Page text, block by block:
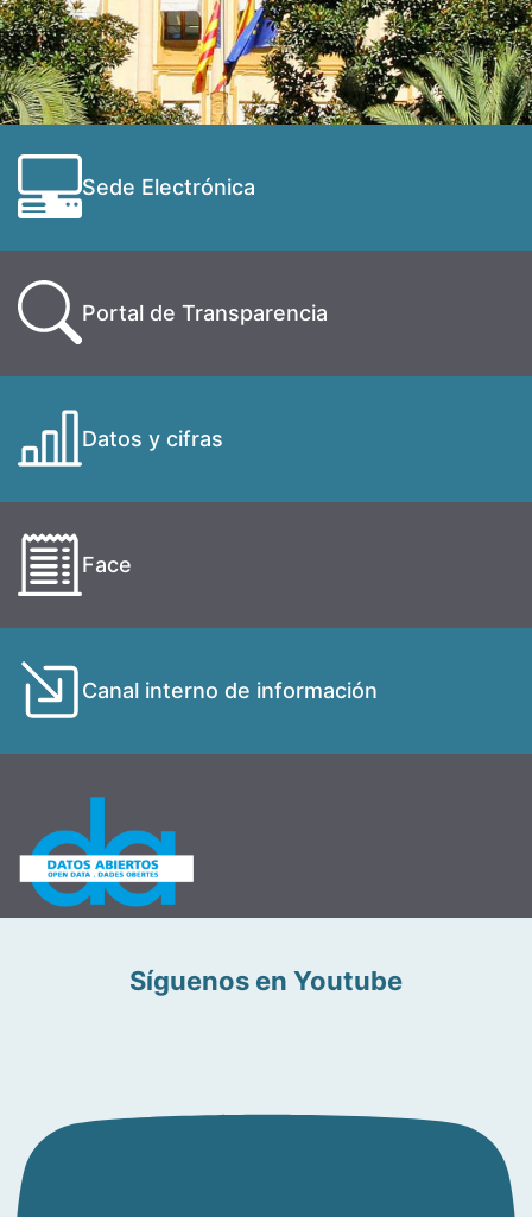
Sede Electrónica
Portal de Transparencia
Datos y cifras
Face
Canal interno de información
Síguenos en Youtube